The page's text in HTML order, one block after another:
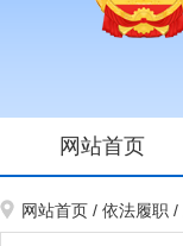
网站首页
网站首页 / 依法履职 /